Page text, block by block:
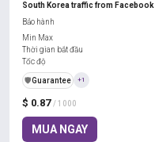
South Korea traffic from Facebook
$ 0.87 / 1000
MUA NGAY
Bảo hành
Min Max
Thời gian bắt đầu
Tốc độ
️🛡️Guarantee +1